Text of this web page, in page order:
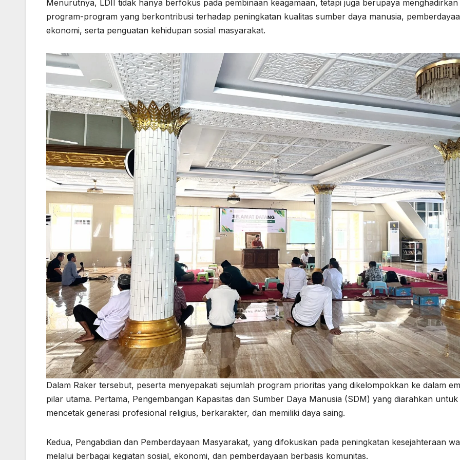
Menurutnya, LDII tidak hanya berfokus pada pembinaan keagamaan, tetapi juga berupaya menghadirkan
program-program yang berkontribusi terhadap peningkatan kualitas sumber daya manusia,
ekonomi, serta penguatan kehidupan sosial masyarakat.
Dalam Raker tersebut, peserta menyepakati sejumlah program prioritas yang dikelompokkan ke dalam
pilar utama. Pertama, Pengembangan Kapasitas dan Sumber Daya Manusia (SDM) yang diarahkan untuk
mencetak generasi profesional religius, berkarakter, dan memiliki daya saing.
Kedua, Pengabdian dan Pemberdayaan Masyarakat, yang difokuskan pada peningkatan kesejahteraan
melalui berbagai kegiatan sosial, ekonomi, dan pemberdayaan berbasis komunitas.